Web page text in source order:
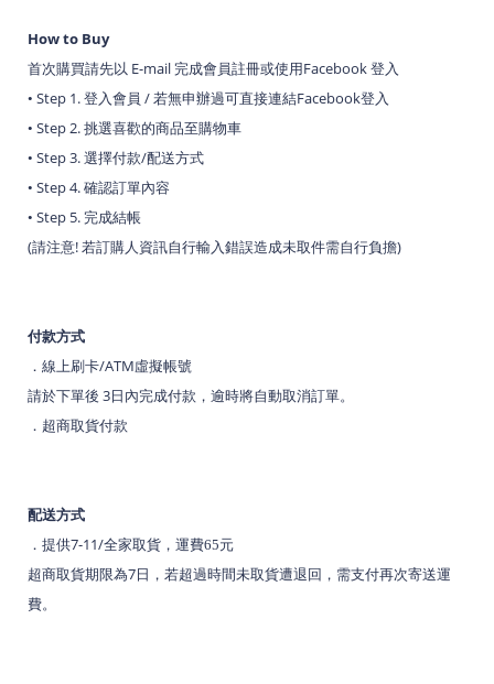
How to Buy
首次購買請先以 E-mail 完成會員註冊或使用 Facebook 登入
• Step 1. 登入會員 / 若無申辦過可直接連結Facebook登入
• Step 2. 挑選喜歡的商品至購物車
• Step 3. 選擇付款/配送方式
• Step 4. 確認訂單內容
• Step 5. 完成結帳
(請注意! 若訂購人資訊自行輸入錯誤造成未取件需自行負擔)
付款方式
． 線上刷卡/ATM虛擬帳號
請於下單後 3 日內完成付款，逾時將自動取消訂單。
． 超商取貨付款
配送方式
． 提供7-11/全家取貨，運費65元
超商取貨期限為7 日，若超過時間未取貨遭退回，需支付再次寄送運
費。